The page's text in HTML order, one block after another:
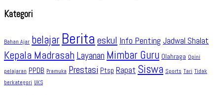
Kategori
Bahan Ajar belajar Berita eskul Info Penting Jadwal Shalat
Kepala Madrasah Layanan Mimbar Guru Olahraga Opini
pelajaran PPDB Pramuka Prestasi Ptsp Rapat Siswa Sports Tari Tidak
berkategori UKS